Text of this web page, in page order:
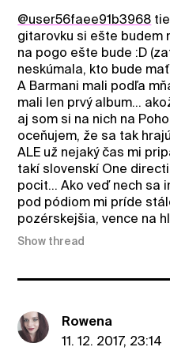
@user56faee91b3968
gitarovku si ešte budem
na pogo ešte bude :D
neskúmala, kto bude
A Barmani mali podľa
mali len prvý album...
aj som si na nich na
oceňujem, že sa tak
ALE už nejaký čas mi
takí slovenskí One
pocit... Ako veď nech sa
pod pódiom mi príde
pozérskejšia, vence na
Show thread
Rowena
11. 12. 2017, 23:14